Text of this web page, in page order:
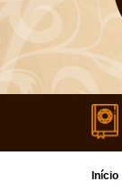
Início